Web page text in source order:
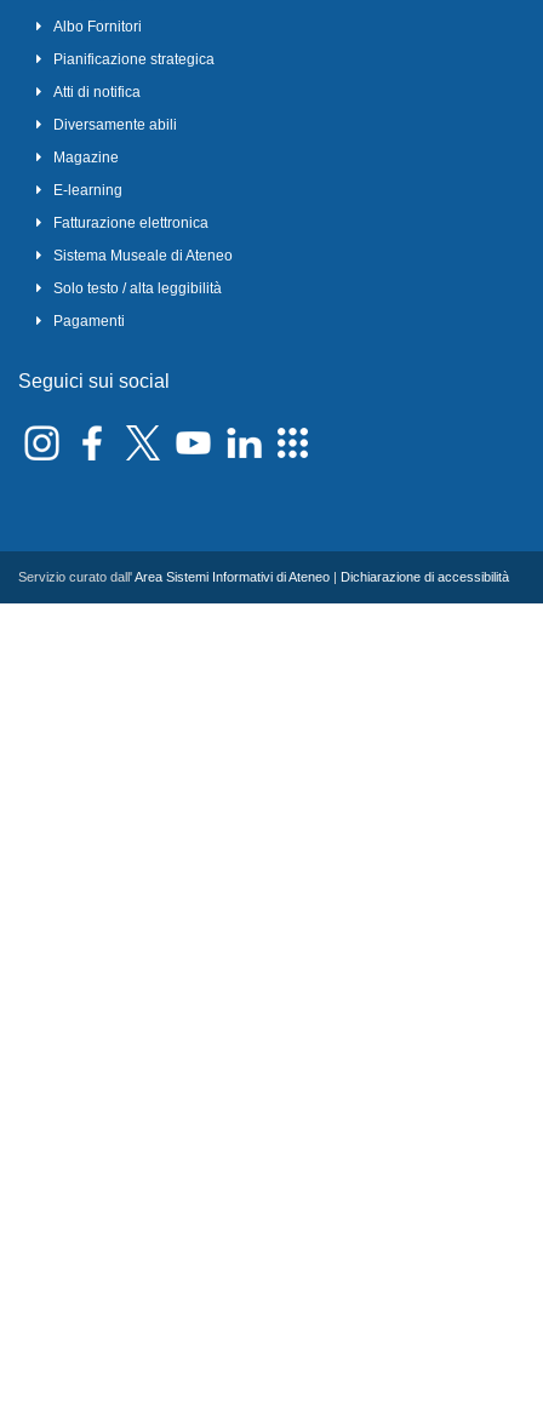
Albo Fornitori
Pianificazione strategica
Atti di notifica
Diversamente abili
Magazine
E-learning
Fatturazione elettronica
Sistema Museale di Ateneo
Solo testo / alta leggibilità
Pagamenti
Seguici sui social
Servizio curato dall'Area Sistemi Informativi di Ateneo Dichiarazione di accessibilità